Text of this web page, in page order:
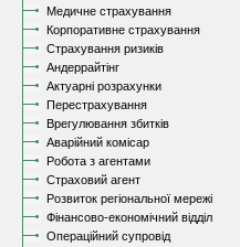
Медичне страхування
Корпоративне страхування
Страхування ризиків
Андеррайтінг
Актуарні розрахунки
Перестрахування
Врегулювання збитків
Аварійний комісар
Робота з агентами
Страховий агент
Розвиток регіональної мережі
Фінансово-економічний відділ
Операційний супровід